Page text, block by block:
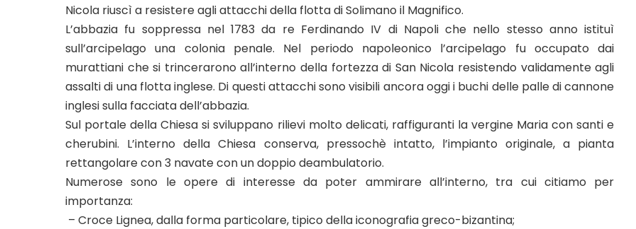
Nicola riuscì a resistere agli attacchi della flotta di Solimano il Magnifico.
L’abbazia fu soppressa nel 1783 da re Ferdinando IV di Napoli che nello stesso anno istituì
sull’arcipelago una colonia penale. Nel periodo napoleonico l’arcipelago fu occupato dai
murattiani che si trincerarono all’interno della fortezza di San Nicola resistendo validamente agli
assalti di una flotta inglese. Di questi attacchi sono visibili ancora oggi i buchi delle palle di cannone
inglesi sulla facciata dell’abbazia.
Sul portale della Chiesa si sviluppano rilievi molto delicati, raffiguranti la vergine Maria con santi e
cherubini. L’interno della Chiesa conserva, pressochè intatto, l’impianto originale, a pianta
rettangolare con 3 navate con un doppio deambulatorio.
Numerose sono le opere di interesse da poter ammirare all’interno, tra cui citiamo per
importanza:
– Croce Lignea, dalla forma particolare, tipico della iconografia greco-bizantina;